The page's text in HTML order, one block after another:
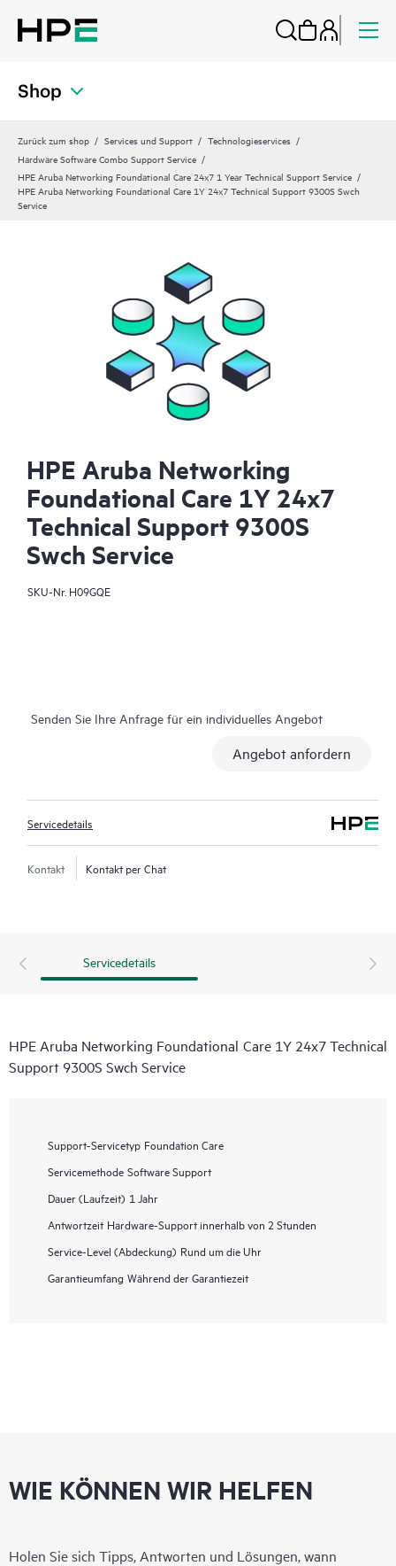
Shop
Zurück zum shop Services und Support
Technologieservices
Hardware Software Combo Support Service
HPE Aruba Networking Foundational Care 24x7 1 Year Technical Support Service
HPE Aruba Networking Foundational Care 1Y 24x7 Technical Support 9300S Swch
Service
HPE Aruba Networking
Foundational Care 1Y 24x7
Technical Support 9300S
Swch Service
SKU-Nr. H09GQE
Senden Sie Ihre Anfrage für ein individuelles Angebot
Angebot anfordern
Servicedetails
Kontakt Kontakt per Chat
Servicedetails
HPE Aruba Networking Foundational Care 1Y 24x7 Technical
Support 9300S Swch Service
Support-Servicetyp Foundation Care
Servicemethode Software Support
Dauer (Laufzeit) 1 Jahr
Antwortzeit Hardware-Support innerhalb von 2 Stunden
Service-Level (Abdeckung) Rund um die Uhr
Garantieumfang Während der Garantiezeit
WIE KÖNNEN WIR HELFEN
Holen Sie sich Tipps, Antworten und Lösungen, wann